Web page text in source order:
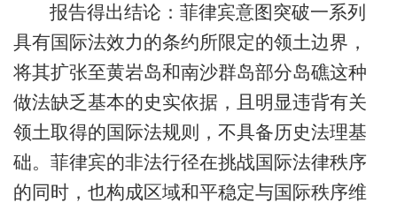
报告得出结论：菲律宾意图突破一系列
具有国际法效力的条约所限定的领土边界，
将其扩张至黄岩岛和南沙群岛部分岛礁这种
做法缺乏基本的史实依据，且明显违背有关
领土取得的国际法规则，不具备历史法理基
础。菲律宾的非法行径在挑战国际法律秩序
的同时，也构成区域和平稳定与国际秩序维